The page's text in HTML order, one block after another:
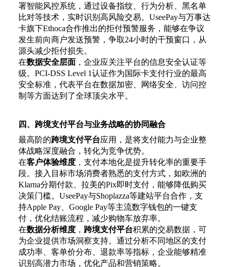
署智能风控系统，通过设备指纹、行为分析、黑名单
比对等技术，实时识别高风险交易。 UseePay与万事达
卡旗下Ethoca合作推出的拒付预警服务，能够在争议
发生前向商户发送预警，争取24小时的干预窗口，从
源头减少拒付损失。
在数据安全层面，企业应关注平台的信息安全认证等
级。 PCI-DSS Level 1认证作为国际卡支付行业的最高
安全标准，代表平台在数据加密、网络安全、访问控
制等方面达到了全球顶尖水平。
四、跨境支付平台与业务战略的协同融合
最高阶的跨境支付平台应用，是将支付能力与企业整
体战略深度融合，转化为竞争优势。
在客户体验维度，支付本地化是提升转化率的重要手
段。接入目标市场消费者熟悉的支付方式，如欧洲的
Klarna分期付款、拉美的Pix即时支付，能够降低购买
决策门槛。UseePay与Shoplazza等建站平台合作，支
持Apple Pay、Google Pay等主流数字钱包的一键支
付，优化结账流程，减少购物车放弃率。
在数据分析维度， 跨境支付平台积累的交易数据，可
为企业提供市场洞察支持。通过分析不同地区的支付
成功率、客单价分布、退款率等指标，企业能够精准
识别高潜力市场，优化产品和营销策略。